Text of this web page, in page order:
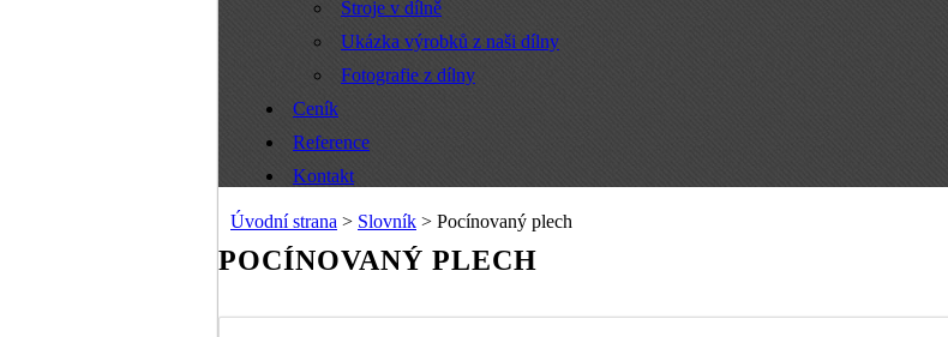
Stroje v dílně
Ukázka výrobků z naši dílny
Fotografie z dílny
Ceník
Reference
Kontakt
Úvodní strana > Slovník > Pocínovaný plech
POCÍNOVANÝ PLECH